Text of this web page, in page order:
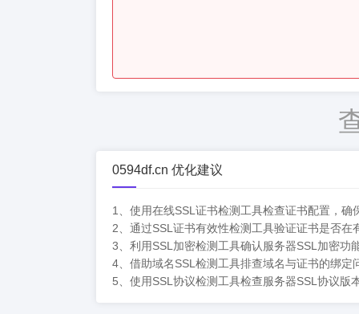
0594df.cn 优化建议
1、使用在线SSL证书检测工具检查证书配置，
2、通过SSL证书有效性检测工具验证证书是否
3、利用SSL加密检测工具确认服务器SSL加密功
4、借助域名SSL检测工具排查域名与证书的绑定
5、使用SSL协议检测工具检查服务器SSL协议版